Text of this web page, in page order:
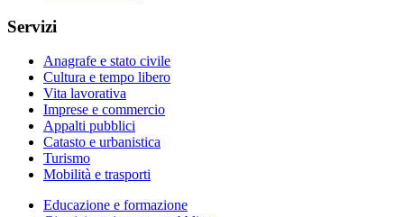
Servizi
Anagrafe e stato civile
Cultura e tempo libero
Vita lavorativa
Imprese e commercio
Appalti pubblici
Catasto e urbanistica
Turismo
Mobilità e trasporti
Educazione e formazione